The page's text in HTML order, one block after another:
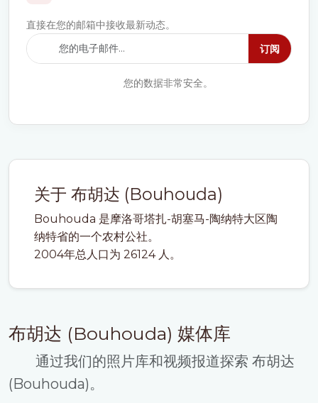
关于 布胡达 (Bouhouda)
Bouhouda 是摩洛哥塔扎-胡塞马-陶纳特大区陶
纳特省的一个农村公社。
2004年总人口为 26124 人。
布胡达 (Bouhouda) 媒体库
通过我们的照片库和视频报道探索 布胡达
(Bouhouda)。
直接在您的邮箱中接收最新动态。
订阅
您的数据非常安全。